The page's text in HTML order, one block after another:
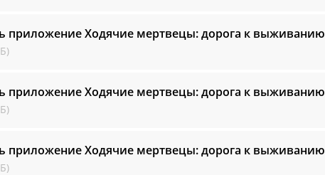
приложение Ходячие мертвецы: дорога к выживанию
приложение Ходячие мертвецы: дорога к выживанию
приложение Ходячие мертвецы: дорога к выживанию